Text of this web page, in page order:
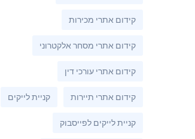
קידום אתרי מכירות
קידום אתרי מסחר אלקטרוני
קידום אתרי עורכי דין
קידום אתרי תיירות קניית לייקים
קניית לייקים לפייסבוק